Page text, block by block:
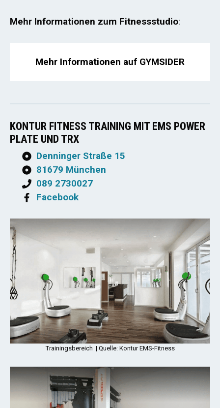
Mehr Informationen zum Fitnessstudio:
Mehr Informationen auf GYMSIDER
KONTUR FITNESS TRAINING MIT EMS POWER
PLATE UND TRX
Denninger Straße 15
81679 München
089 2730027
Facebook
Trainingsbereich | Quelle: Kontur EMS-Fitness